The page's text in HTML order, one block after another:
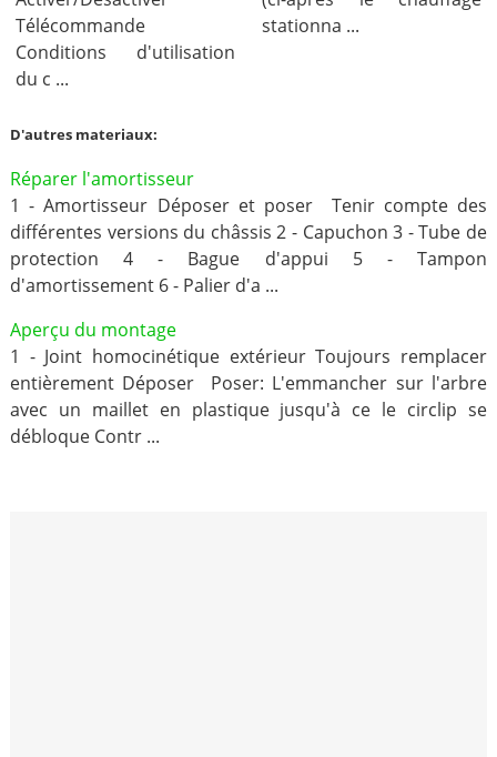
Télécommande
Conditions d'utilisation
du c ...
stationna ...
D'autres materiaux:
Réparer l'amortisseur
1 - Amortisseur Déposer et poser Tenir compte des
différentes versions du châssis 2 - Capuchon 3 - Tube de
protection 4 - Bague d'appui 5 - Tampon
d'amortissement 6 - Palier d'a ...
Aperçu du montage
1 - Joint homocinétique extérieur Toujours remplacer
entièrement Déposer Poser: L'emmancher sur l'arbre
avec un maillet en plastique jusqu'à ce le circlip se
débloque Contr ...